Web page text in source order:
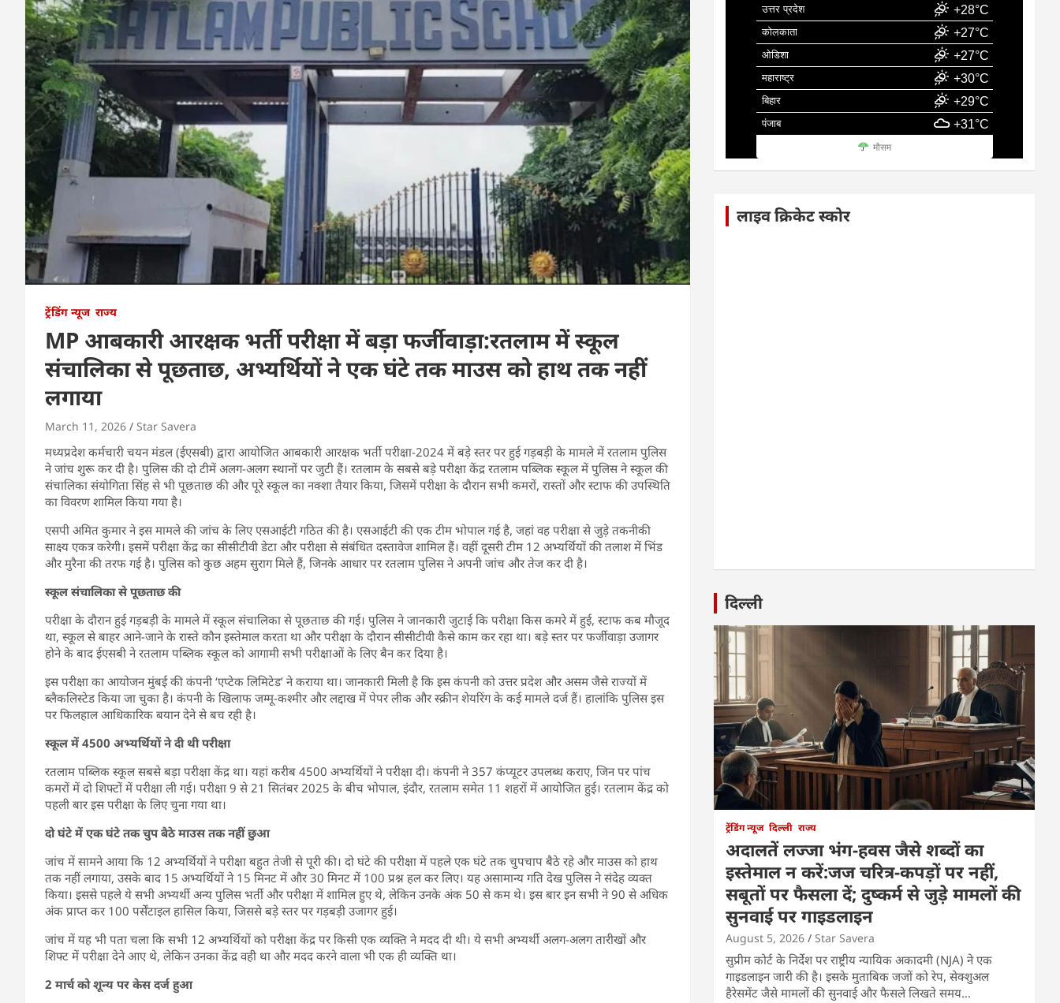
ट्रेंडिंग न्यूज राज्य
MP आबकारी आरक्षक भर्ती परीक्षा में बड़ा फर्जीवाड़ा:रतलाम में स्कूल
संचालिका से पूछताछ, अभ्यर्थियों ने एक घंटे तक माउस को हाथ तक नहीं
लगाया
March 11, 2026 Star Savera
मध्यप्रदेश कर्मचारी चयन मंडल (ईएसबी) द्वारा आयोजित आबकारी आरक्षक भर्ती परीक्षा-2024 में बड़े स्तर पर हुई गड़बड़ी के मामले में रतलाम पुलिस
ने जांच शुरू कर दी है। पुलिस की दो टीमें अलग-अलग स्थानों पर जुटी हैं। रतलाम के सबसे बड़े परीक्षा केंद्र रतलाम पब्लिक स्कूल में पुलिस ने स्कूल की
संचालिका संयोगिता सिंह से भी पूछताछ की और पूरे स्कूल का नक्शा तैयार किया, जिसमें परीक्षा के दौरान सभी कमरों, रास्तों और स्टाफ की उपस्थिति
का विवरण शामिल किया गया है।
एसपी अमित कुमार ने इस मामले की जांच के लिए एसआईटी गठित की है। एसआईटी की एक टीम भोपाल गई है, जहां वह परीक्षा से जुड़े तकनीकी
साक्ष्य एकत्र करेगी। इसमें परीक्षा केंद्र का सीसीटीवी डेटा और परीक्षा से संबंधित दस्तावेज शामिल हैं। वहीं दूसरी टीम 12 अभ्यर्थियों की तलाश में भिंड
और मुरैना की तरफ गई है। पुलिस को कुछ अहम सुराग मिले हैं, जिनके आधार पर रतलाम पुलिस ने अपनी जांच और तेज कर दी है।
स्कूल संचालिका से पूछताछ की
परीक्षा के दौरान हुई गड़बड़ी के मामले में स्कूल संचालिका से पूछताछ की गई। पुलिस ने जानकारी जुटाई कि परीक्षा किस कमरे में हुई, स्टाफ कब मौजूद
था, स्कूल से बाहर आने-जाने के रास्ते कौन इस्तेमाल करता था और परीक्षा के दौरान सीसीटीवी कैसे काम कर रहा था। बड़े स्तर पर फर्जीवाड़ा उजागर
होने के बाद ईएसबी ने रतलाम पब्लिक स्कूल को आगामी सभी परीक्षाओं के लिए बैन कर दिया है।
इस परीक्षा का आयोजन मुंबई की कंपनी ‘एप्टेक लिमिटेड’ ने कराया था। जानकारी मिली है कि इस कंपनी को उत्तर प्रदेश और असम जैसे राज्यों में
ब्लैकलिस्टेड किया जा चुका है। कंपनी के खिलाफ जम्मू-कश्मीर और लद्दाख में पेपर लीक और स्क्रीन शेयरिंग के कई मामले दर्ज हैं। हालांकि पुलिस इस
पर फिलहाल आधिकारिक बयान देने से बच रही है।
स्कूल में 4500 अभ्यर्थियों ने दी थी परीक्षा
रतलाम पब्लिक स्कूल सबसे बड़ा परीक्षा केंद्र था। यहां करीब 4500 अभ्यर्थियों ने परीक्षा दी। कंपनी ने 357 कंप्यूटर उपलब्ध कराए, जिन पर पांच
कमरों में दो शिफ्टों में परीक्षा ली गई। परीक्षा 9 से 21 सितंबर 2025 के बीच भोपाल, इंदौर, रतलाम समेत 11 शहरों में आयोजित हुई। रतलाम केंद्र को
पहली बार इस परीक्षा के लिए चुना गया था।
दो घंटे में एक घंटे तक चुप बैठे माउस तक नहीं छुआ
जांच में सामने आया कि 12 अभ्यर्थियों ने परीक्षा बहुत तेजी से पूरी की। दो घंटे की परीक्षा में पहले एक घंटे तक चुपचाप बैठे रहे और माउस को हाथ
तक नहीं लगाया, उसके बाद 15 अभ्यर्थियों ने 15 मिनट में और 30 मिनट में 100 प्रश्न हल कर लिए। यह असामान्य गति देख पुलिस ने संदेह व्यक्त
किया। इससे पहले ये सभी अभ्यर्थी अन्य पुलिस भर्ती और परीक्षा में शामिल हुए थे, लेकिन उनके अंक 50 से कम थे। इस बार इन सभी ने 90 से अधिक
अंक प्राप्त कर 100 पर्सेंटाइल हासिल किया, जिससे बड़े स्तर पर गड़बड़ी उजागर हुई।
जांच में यह भी पता चला कि सभी 12 अभ्यर्थियों को परीक्षा केंद्र पर किसी एक व्यक्ति ने मदद दी थी। ये सभी अभ्यर्थी अलग-अलग तारीखों और
शिफ्ट में परीक्षा देने आए थे, लेकिन उनका केंद्र वही था और मदद करने वाला भी एक ही व्यक्ति था।
2 मार्च को शून्य पर केस दर्ज हुआ
उत्तर प्रदेश +28°C
कोलकाता +27°C
ओडिशा +27°C
महाराष्ट्र +30°C
बिहार +29°C
पंजाब +31°C
मौसम
लाइव क्रिकेट स्कोर
दिल्ली
ट्रेंडिंग न्यूज दिल्ली राज्य
अदालतें लज्जा भंग-हवस जैसे शब्दों का
इस्तेमाल न करें:जज चरित्र-कपड़ों पर नहीं,
सबूतों पर फैसला दें; दुष्कर्म से जुड़े मामलों की
सुनवाई पर गाइडलाइन
August 5, 2026 Star Savera
सुप्रीम कोर्ट के निर्देश पर राष्ट्रीय न्यायिक अकादमी (NJA) ने एक
गाइडलाइन जारी की है। इसके मुताबिक जजों को रेप, सेक्शुअल
हैरेसमेंट जैसे मामलों की सुनवाई और फैसले लिखते समय…